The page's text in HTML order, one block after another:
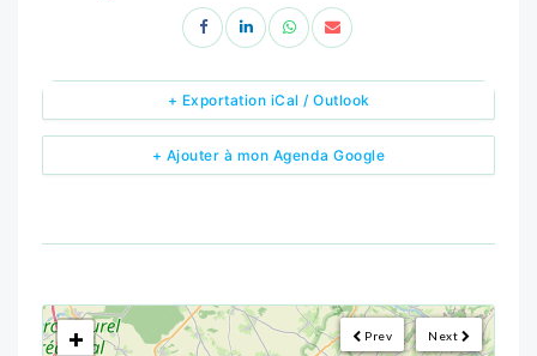
+ Ajouter à mon Agenda Google
+ Exportation iCal / Outlook
Next
Prev
<!---->
+